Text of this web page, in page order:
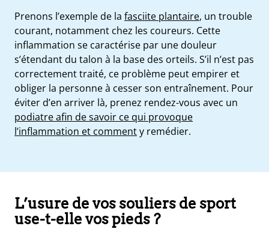
Prenons l’exemple de la fasciite plantaire, un trouble
courant, notamment chez les coureurs. Cette
inflammation se caractérise par une douleur
s’étendant du talon à la base des orteils. S’il n’est pas
correctement traité, ce problème peut empirer et
obliger la personne à cesser son entraînement. Pour
éviter d’en arriver là, prenez rendez-vous avec un
podiatre afin de savoir ce qui provoque
l’inflammation et commenty remédier.
L’usure de vos souliers de sport
use-t-elle vos pieds ?